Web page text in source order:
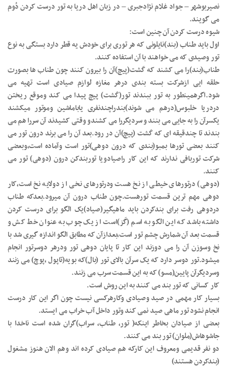
نصیربوشهر – جواد غلام نژادجبری – در زبان اهل دریا به تور درست کردن دُوم
می گویند.
شیوه درست کردن آن چنین است:
اول باید طناب (بند)نایلونی که هر توری برای خودش یه قطر دارد بستگی به نوع
تور وصیدی که می خواهند با آن استفاده کنند.
طناب(بند)را می کشند که کَشت(پیچ)آن را بیرون کنند چون طناب ها بصورت
حلقه ایی ازشرکت بسته بندی درهر مغازه لوازم صیادی است تهیه می
شود.اگرهمینطور به تور ببندند تور(کَشت) پیچ پیدا می کند وموقع ریختن
دردریا خلبوس(درهم می شوند)بندراچندنفری یاباماشین وموتور میکشند
یکسرآن را به جایی می بنند و سردیگررا می کشندو وقتی کشیدند آن سررا هم می
بندند تا چندقیقه ای که کَشت (پیچ)آن در رود.بعد آن را می برند درون تور می
کنند بعضی تورها بمبو(بندی که درون دوهی)تور است وآماده است،وبعضی
شرکت توربافی ندارند که این کار راصیادویا توربندکن درون (دوهی) تور می
کنند.
(دوهی) درتورهای خیطی از نخ هست ودرتورهای نخی از دولایه نخ است،کار
دوهی مهم ترین قسمت تورهست.چون طناب درون آن میرود.بعدکه طناب
دردوهی رفت برای بندکردن باید ماهیگیر(صیاد)یک الگو برای درست کردن
داشته باشد که این الگو به اسم (گَز)است از یک چوب به عنوان خط کش و
قسمت بعد آن شمارش چشم تور است،بعدازآن که مطابق الگو اندازه گیری شد با
نخ وسوزن آن را می دوزند این کار تا پایان دوهی تور ودرهر دوسرتور انجام
میشود.تور دوسر دارد که یک سرآن بالای تور (بال)که بویه(تاپول ،پوچ) می زنند
وسردیگرآن پایین(مسو) که به این قسمت سرب می زنند.
کار کسانی که تور بند می کنند به این روش است.
بسیار کار مهمی در صید وصیادی وکارهرکسی نیست چون اگر این کار درست
انجام نشود تور ماهی صید نمی کند وتور داخل آب خراب می ایستد.
بعضی از صیادان بخاطر اینکه( تور، طناب، سراب)گران شده است ناخدا با
جاشوهاش(ملوان) تور بند می کنند.
دو نفر قدیمی ومعروف این کارکه هم صیادی کرده اند وهم الان هنوز مشغول
(بندکردن هستند)